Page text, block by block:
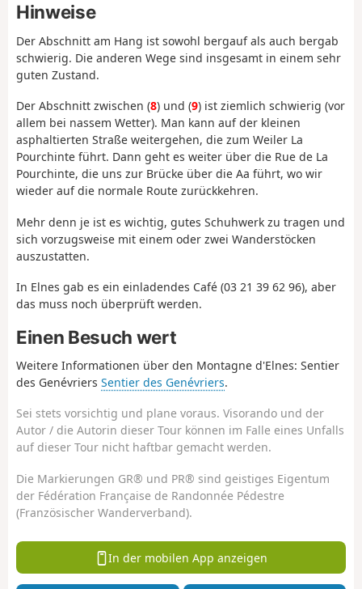
Hinweise
Der Abschnitt am Hang ist sowohl bergauf als auch bergab
schwierig. Die anderen Wege sind insgesamt in einem sehr
guten Zustand.
Der Abschnitt zwischen (8) und (9) ist ziemlich schwierig (vor
allem bei nassem Wetter). Man kann auf der kleinen
asphaltierten Straße weitergehen, die zum Weiler La
Pourchinte führt. Dann geht es weiter über die Rue de La
Pourchinte, die uns zur Brücke über die Aa führt, wo wir
wieder auf die normale Route zurückkehren.
Mehr denn je ist es wichtig, gutes Schuhwerk zu tragen und
sich vorzugsweise mit einem oder zwei Wanderstöcken
auszustatten.
In Elnes gab es ein einladendes Café (03 21 39 62 96), aber
das muss noch überprüft werden.
Einen Besuch wert
Weitere Informationen über den Montagne d'Elnes: Sentier
des Genévriers Sentier des Genévriers.
Sei stets vorsichtig und plane voraus. Visorando und der
Autor / die Autorin dieser Tour können im Falle eines Unfalls
auf dieser Tour nicht haftbar gemacht werden.
Die Markierungen GR® und PR® sind geistiges Eigentum
der Fédération Française de Randonnée Pédestre
(Französischer Wanderverband).
In der mobilen App anzeigen